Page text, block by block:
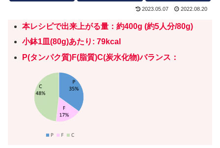
2023.05.07 2022.08.20
本レシピで出来上がる量：約400g (約5人分/80g)
小鉢1皿(80g)あたり: 79kcal
P(タンパク質)F(脂質)C(炭水化物)バランス ：